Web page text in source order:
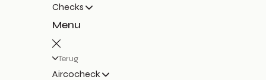
Checks
Menu
Terug
Aircocheck